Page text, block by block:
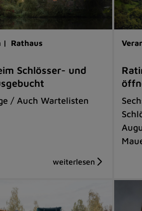
| Rathaus
Schlösser- und
/ Auch Wartelisten